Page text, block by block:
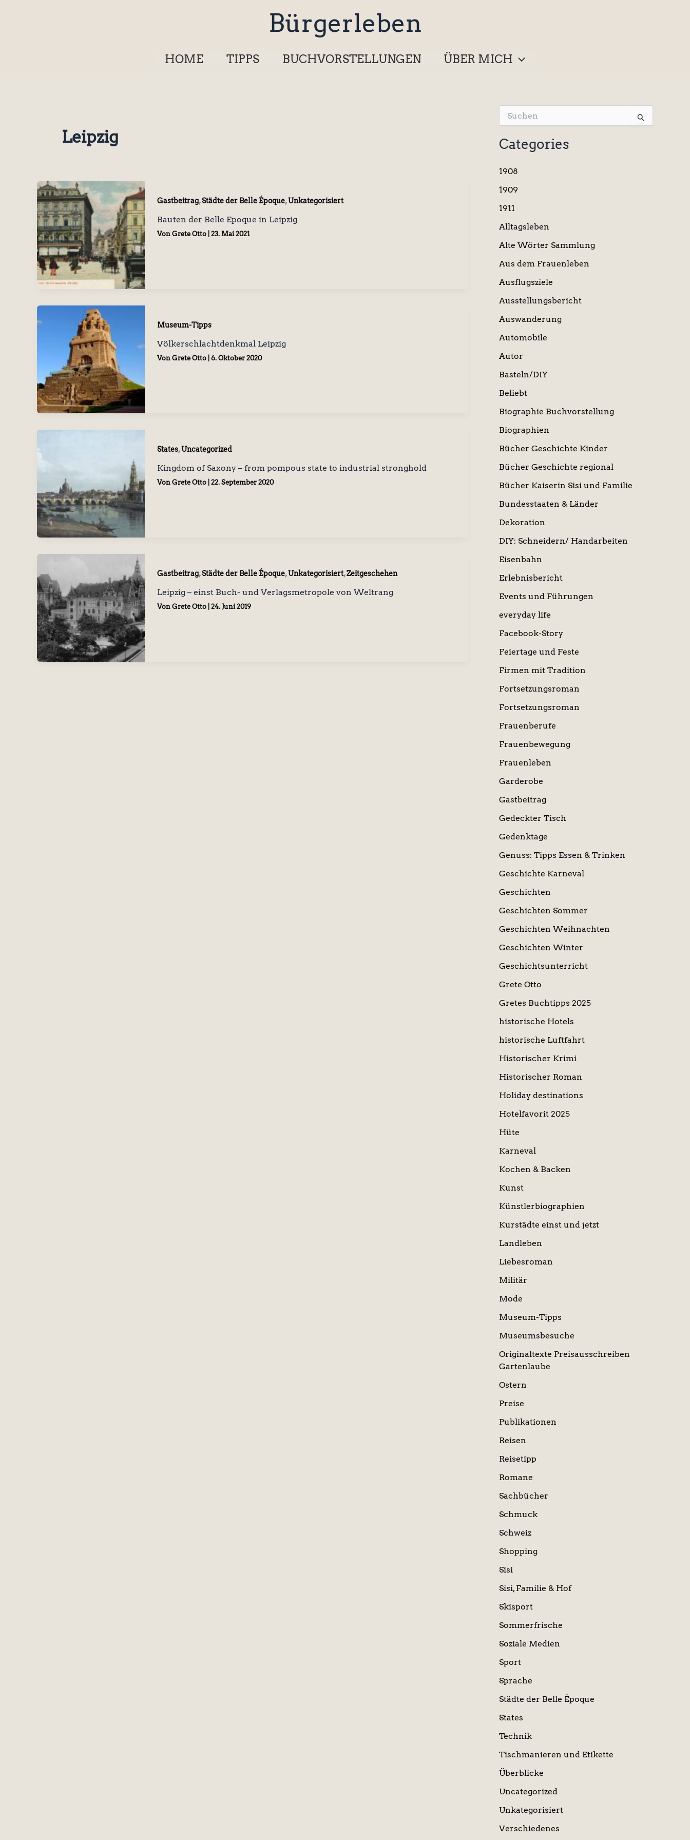
Bürgerleben
HOME TIPPS BUCHVORSTELLUNGEN ÜBER MICH
Leipzig
Gastbeitrag,Städte der Belle Époque,Unkategorisiert
Bauten der Belle Epoque in Leipzig
Von Grete Otto 23. Mai 2021
Museum-Tipps
Völkerschlachtdenkmal Leipzig
Von Grete Otto 6. Oktober 2020
States,Uncategorized
Kingdom of Saxony – from pompous state to industrial stronghold
Von Grete Otto 22. September 2020
Gastbeitrag,Städte der Belle Époque,Unkategorisiert,Zeitgeschehen
Leipzig – einst Buch- und Verlagsmetropole von Weltrang
Von Grete Otto 24. Juni 2019
u
c
h
n
a
h
Categories
1908
1909
1911
Alltagsleben
Alte Wörter Sammlung
Aus dem Frauenleben
Ausflugsziele
Ausstellungsbericht
Auswanderung
Automobile
Autor
Basteln/DIY
Beliebt
Biographie Buchvorstellung
Biographien
Bücher Geschichte Kinder
Bücher Geschichte regional
Bücher Kaiserin Sisi und Familie
Bundesstaaten & Länder
Dekoration
DIY: Schneidern/ Handarbeiten
Eisenbahn
Erlebnisbericht
Events und Führungen
everyday life
Facebook-Story
Feiertage und Feste
Firmen mit Tradition
Fortsetzungsroman
Fortsetzungsroman
Frauenberufe
Frauenbewegung
Frauenleben
Garderobe
Gastbeitrag
Gedeckter Tisch
Gedenktage
Genuss: Tipps Essen & Trinken
Geschichte Karneval
Geschichten
Geschichten Sommer
Geschichten Weihnachten
Geschichten Winter
Geschichtsunterricht
Grete Otto
Gretes Buchtipps 2025
historische Hotels
historische Luftfahrt
Historischer Krimi
Historischer Roman
Holiday destinations
Hotelfavorit 2025
Hüte
Karneval
Kochen & Backen
Kunst
Künstlerbiographien
Kurstädte einst und jetzt
Landleben
Liebesroman
Militär
Mode
Museum-Tipps
Museumsbesuche
Originaltexte Preisausschreiben
Gartenlaube
Ostern
Preise
Publikationen
Reisen
Reisetipp
Romane
Sachbücher
Schmuck
Schweiz
Shopping
Sisi
Sisi, Familie & Hof
Skisport
Sommerfrische
Soziale Medien
Sport
Sprache
Städte der Belle Époque
States
Technik
Tischmanieren und Etikette
Überblicke
Uncategorized
Unkategorisiert
Verschiedenes